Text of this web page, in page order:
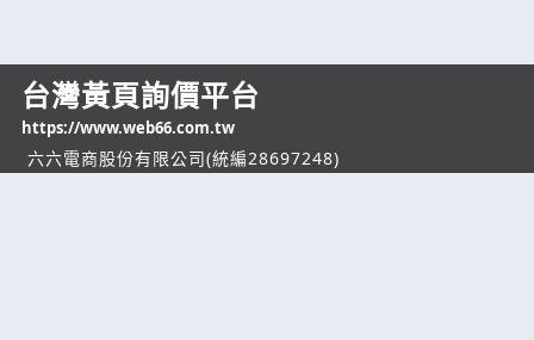
台灣黃頁詢價平台
https://www.web66.com.tw
六六電商股份有限公司(統編28697248)